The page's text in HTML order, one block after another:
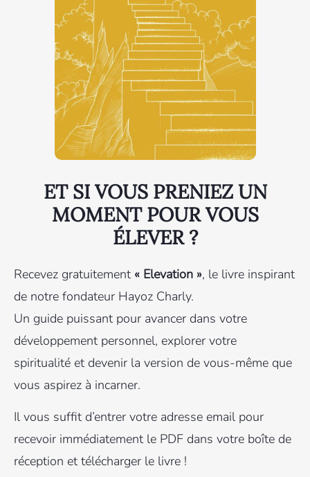
ET SI VOUS PRENIEZ UN
MOMENT POUR VOUS
ÉLEVER ?
Recevez gratuitement « Elevation », le livre inspirant
de notre fondateur Hayoz Charly.
Un guide puissant pour avancer dans votre
développement personnel, explorer votre
spiritualité et devenir la version de vous-même que
vous aspirez à incarner.
Il vous suffit d’entrer votre adresse email pour
recevoir immédiatement le PDF dans votre boîte de
réception et télécharger le livre !